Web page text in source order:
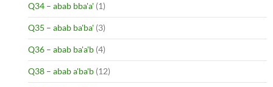
Q34 – abab bba'a' (1)
Q35 – abab ba'ba' (3)
Q36 – abab ba'a'b (4)
Q38 – abab a'ba'b (12)